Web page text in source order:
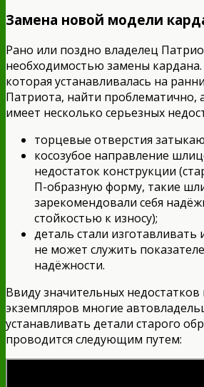
Замена новой модели
Рано или поздно владелец
необходимостью замены
которая устанавливалась на
Патриота, найти проблематично,
имеет несколько серьезных
торцевые отверстия
косозубое направление
недостаток конструкции
П-образную форму, такие
зарекомендовали себя
стойкостью к износу);
деталь стали
не может служить
надёжности.
Ввиду значительных
экземпляров многие
устанавливать детали старого
проводится следующим путем: